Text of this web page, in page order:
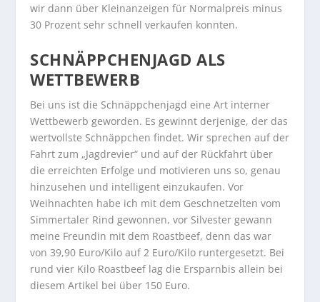
wir dann über Kleinanzeigen für Normalpreis minus
30 Prozent sehr schnell verkaufen konnten.
SCHNÄPPCHENJAGD ALS
WETTBEWERB
Bei uns ist die Schnäppchenjagd eine Art interner
Wettbewerb geworden. Es gewinnt derjenige, der das
wertvollste Schnäppchen findet. Wir sprechen auf der
Fahrt zum „Jagdrevier“ und auf der Rückfahrt über
die erreichten Erfolge und motivieren uns so, genau
hinzusehen und intelligent einzukaufen. Vor
Weihnachten habe ich mit dem Geschnetzelten vom
Simmertaler Rind gewonnen, vor Silvester gewann
meine Freundin mit dem Roastbeef, denn das war
von 39,90 Euro/Kilo auf 2 Euro/Kilo runtergesetzt. Bei
rund vier Kilo Roastbeef lag die Ersparnbis allein bei
diesem Artikel bei über 150 Euro.